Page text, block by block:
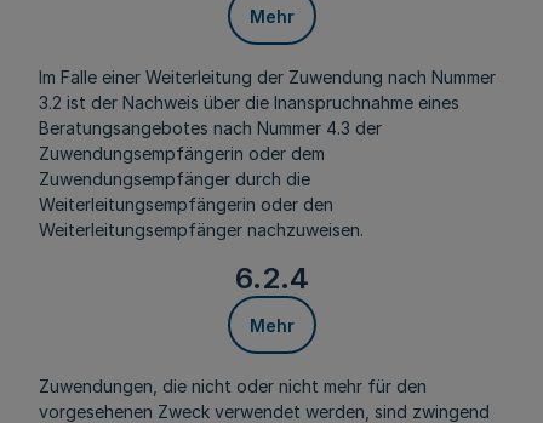
Mehr
Im Falle einer Weiterleitung der Zuwendung nach Nummer
3.2 ist der Nachweis über die Inanspruchnahme eines
Beratungsangebotes nach Nummer 4.3 der
Zuwendungsempfängerin oder dem
Zuwendungsempfänger durch die
Weiterleitungsempfängerin oder den
Weiterleitungsempfänger nachzuweisen.
6.2.4
Mehr
Zuwendungen, die nicht oder nicht mehr für den
vorgesehenen Zweck verwendet werden, sind zwingend